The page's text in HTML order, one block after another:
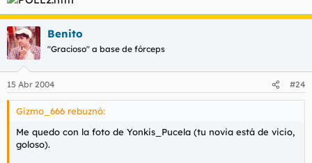
Benito
"Gracioso" a base de fórceps
15 Abr 2004 #24
Gizmo_666 rebuznó:
Me quedo con la foto de Yonkis_Pucela (tu novia está de vicio,
goloso).